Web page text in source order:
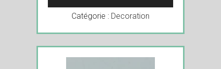
Catégorie : Decoration